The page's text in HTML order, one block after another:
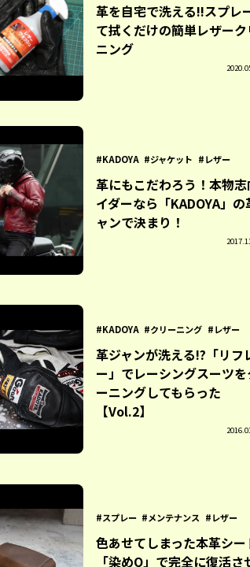
革を自宅で洗える!!スプレ
て拭くだけの簡単レザーク
ニング
KADOYA ジャケット レザー
革にもこだわろう！本物志
イダーなら「KADOYA」の
ャンで決まり！
KADOYA クリーニング レザー
革ジャンが洗える!?「リフ
ー」でレーシングスーツを
ーニングしてもらった
【Vol.2】
スプレー メンテナンス レザー
色あせてしまった本革シー
「染めQ」で完全に復活さ